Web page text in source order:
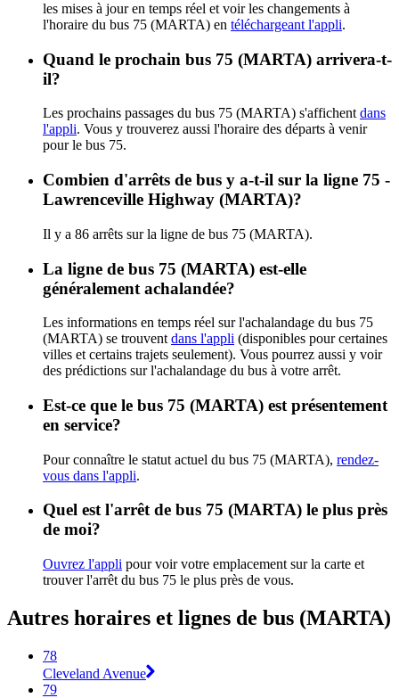
les mises à jour en temps réel et voir les changements à
l'horaire du bus 75 (MARTA) en téléchargeant l'appli.
Quand le prochain bus 75 (MARTA) arrivera-t-
il?
Les prochains passages du bus 75 (MARTA) s'affichent dans
l'appli. Vous y trouverez aussi l'horaire des départs à venir
pour le bus 75.
Combien d'arrêts de bus y a-t-il sur la ligne 75 -
Lawrenceville Highway (MARTA)?
Il y a 86 arrêts sur la ligne de bus 75 (MARTA).
La ligne de bus 75 (MARTA) est-elle
généralement achalandée?
Les informations en temps réel sur l'achalandage du bus 75
(MARTA) se trouvent dans l'appli (disponibles pour certaines
villes et certains trajets seulement). Vous pourrez aussi y voir
des prédictions sur l'achalandage du bus à votre arrêt.
Est-ce que le bus 75 (MARTA) est présentement
en service?
Pour connaître le statut actuel du bus 75 (MARTA), rendez-
vous dans l'appli.
Quel est l'arrêt de bus 75 (MARTA) le plus près
de moi?
Ouvrez l'appli pour voir votre emplacement sur la carte et
trouver l'arrêt du bus 75 le plus près de vous.
Autres horaires et lignes de bus (MARTA)
78
Cleveland Avenue
79